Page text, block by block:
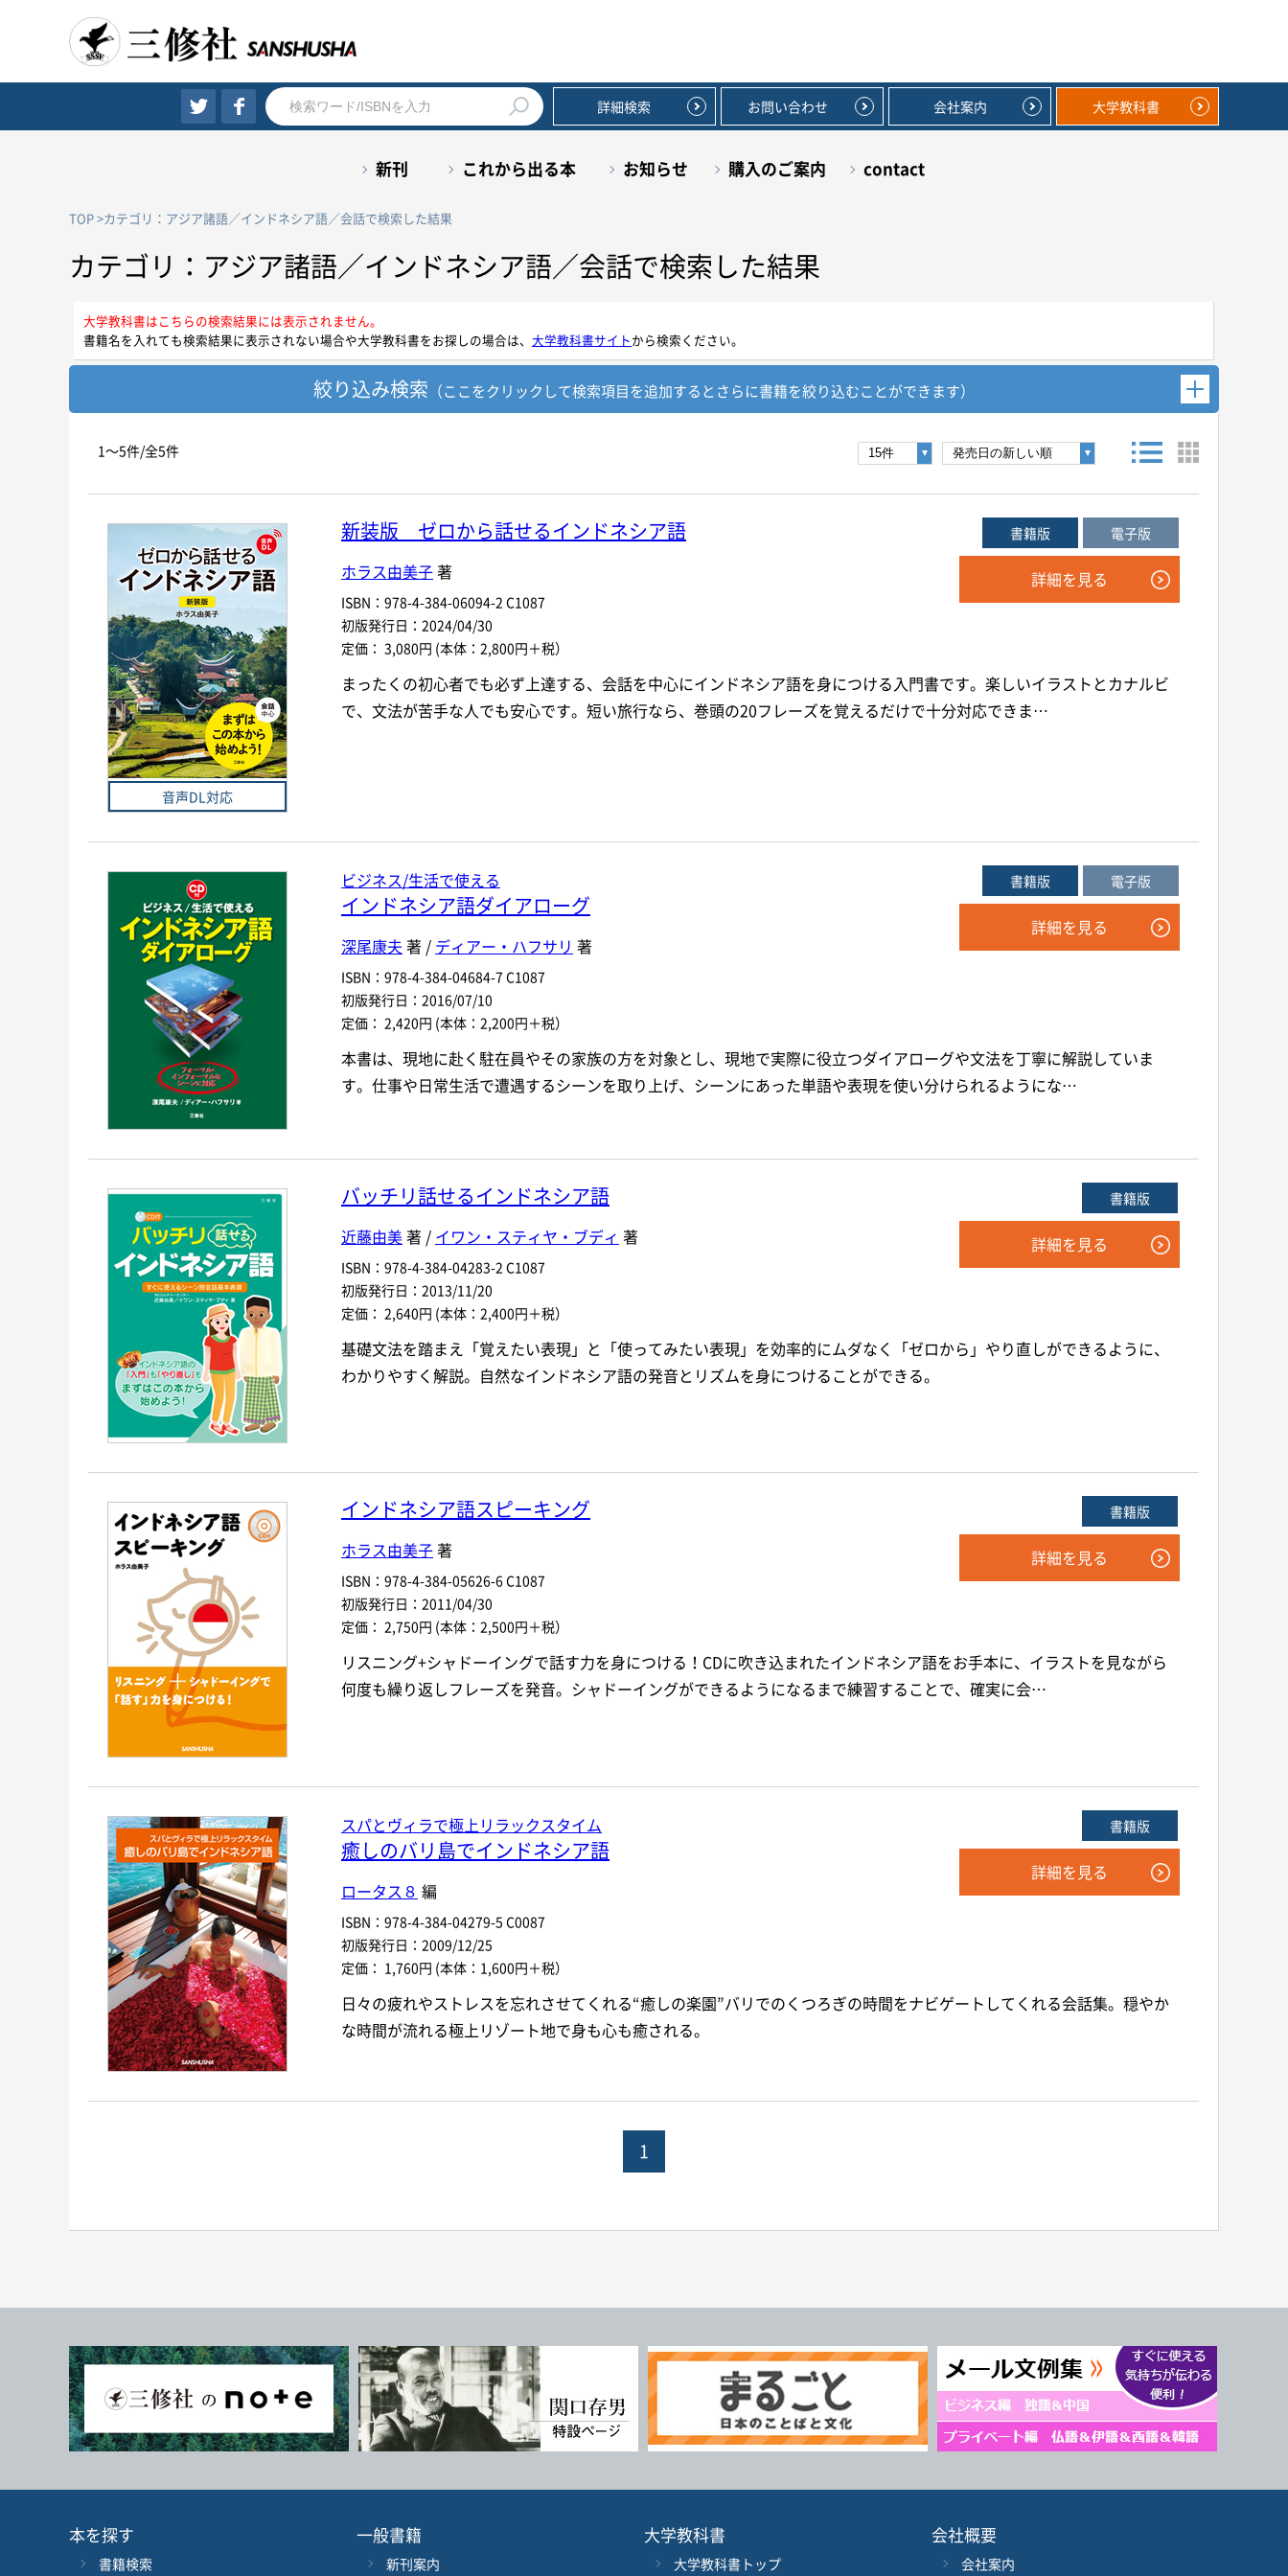
詳細検索 お問い合わせ 会社案内 大学教科書
新刊 これから出る本 お知らせ 購入のご案内 contact
TOP カテゴリ：アジア諸語／インドネシア語／会話で検索した結果
カテゴリ：アジア諸語／インドネシア語／会話で検索した結果
大学教科書はこちらの検索結果には表示されません。
書籍名を入れても検索結果に表示されない場合や大学教科書をお探しの場合は、 大学教科書サイトから検索ください。
絞り込み検索 （ここをクリックして検索項目を追加するとさらに書籍を絞り込むことができます）
情報を入力、選択後検索ボタンを押してください。
キーワード
著者名
シリーズ レベル
ISBN 978-4-384- -* ※5桁の数字を入力してください 付加情報
電子版 音声別売り Google 立ち読み CD付き
1～5件/全5件
音声DL対応
新装版 ゼロから話せるインドネシア語
ホラス由美子 著
ISBN：978-4-384-06094-2 C1087
初版発行日：2024/04/30
定価： 3,080円 (本体：2,800円＋税）
まったくの初心者でも必ず上達する、会話を中心にインドネシア語を身につける入門書です。楽しいイラストとカナルビ
で、文法が苦手な人でも安心です。短い旅行なら、巻頭の20フレーズを覚えるだけで十分対応できま…
書籍版 電子版
詳細を見る
ビジネス/生活で使える
インドネシア語ダイアローグ
深尾康夫 著 / ディアー・ハフサリ 著
ISBN：978-4-384-04684-7 C1087
初版発行日：2016/07/10
定価： 2,420円 (本体：2,200円＋税）
本書は、現地に赴く駐在員やその家族の方を対象とし、現地で実際に役立つダイアローグや文法を丁寧に解説していま
す。仕事や日常生活で遭遇するシーンを取り上げ、シーンにあった単語や表現を使い分けられるようにな…
書籍版 電子版
詳細を見る
バッチリ話せるインドネシア語
近藤由美 著 / イワン・スティヤ・ブディ 著
ISBN：978-4-384-04283-2 C1087
初版発行日：2013/11/20
定価： 2,640円 (本体：2,400円＋税）
基礎文法を踏まえ「覚えたい表現」と「使ってみたい表現」を効率的にムダなく「ゼロから」やり直しができるように、
わかりやすく解説。自然なインドネシア語の発音とリズムを身につけることができる。
書籍版
詳細を見る
インドネシア語スピーキング
ホラス由美子 著
ISBN：978-4-384-05626-6 C1087
初版発行日：2011/04/30
定価： 2,750円 (本体：2,500円＋税）
リスニング+シャドーイングで話す力を身につける！CDに吹き込まれたインドネシア語をお手本に、イラストを見ながら
何度も繰り返しフレーズを発音。シャドーイングができるようになるまで練習することで、確実に会…
書籍版
詳細を見る
スパとヴィラで極上リラックスタイム
癒しのバリ島でインドネシア語
ロータス８ 編
ISBN：978-4-384-04279-5 C0087
初版発行日：2009/12/25
定価： 1,760円 (本体：1,600円＋税）
日々の疲れやストレスを忘れさせてくれる“癒しの楽園”バリでのくつろぎの時間をナビゲートしてくれる会話集。穏やか
な時間が流れる極上リゾート地で身も心も癒される。
書籍版
詳細を見る
1
本を探す
書籍検索
一般書籍
新刊案内
大学教科書
大学教科書トップ
会社概要
会社案内